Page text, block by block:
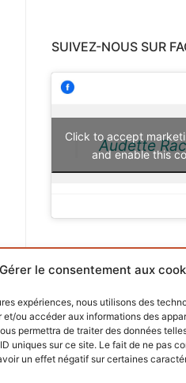
Gérer le consentement aux
expériences, nous utilisons des
ou accéder aux informations des
permettra de traiter des données
uniques sur ce site. Le fait de ne pas
un effet négatif sur certaines
SUIVEZ-NOUS SUR
Audette
Click to accept
and enable this
INFORMATIONS
Terms and conditions
Cookies policy